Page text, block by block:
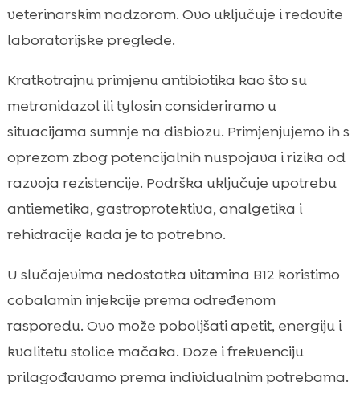
veterinarskim nadzorom. Ovo uključuje i redovite
laboratorijske preglede.
Kratkotrajnu primjenu antibiotika kao što su
metronidazol ili tylosin consideriramo u
situacijama sumnje na disbiozu. Primjenjujemo ih s
oprezom zbog potencijalnih nuspojava i rizika od
razvoja rezistencije. Podrška uključuje upotrebu
antiemetika, gastroprotektiva, analgetika i
rehidracije kada je to potrebno.
U slučajevima nedostatka vitamina B12 koristimo
cobalamin injekcije prema određenom
rasporedu. Ovo može poboljšati apetit, energiju i
kvalitetu stolice mačaka. Doze i frekvenciju
prilagođavamo prema individualnim potrebama.